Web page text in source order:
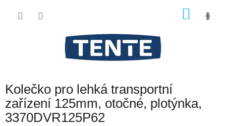
Kolečko pro lehká transportní
zařízení 125mm, otočné, plotýnka,
3370DVR125P62